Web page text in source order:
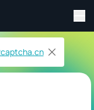
切